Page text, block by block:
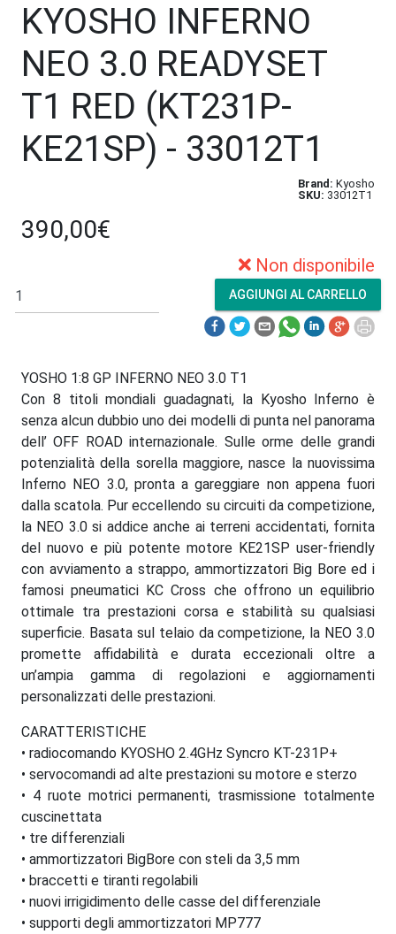
KYOSHO INFERNO
NEO 3.0 READYSET
T1 RED (KT231P-
KE21SP) - 33012T1
Brand: Kyosho
SKU: 33012T1
390,00€
Non disponibile
YOSHO 1:8 GP INFERNO NEO 3.0 T1
Con 8 titoli mondiali guadagnati, la Kyosho Inferno è
senza alcun dubbio uno dei modelli di punta nel panorama
dell’ OFF ROAD internazionale. Sulle orme delle grandi
potenzialità della sorella maggiore, nasce la nuovissima
Inferno NEO 3.0, pronta a gareggiare non appena fuori
dalla scatola. Pur eccellendo su circuiti da competizione,
la NEO 3.0 si addice anche ai terreni accidentati, fornita
del nuovo e più potente motore KE21SP user-friendly
con avviamento a strappo, ammortizzatori Big Bore ed i
famosi pneumatici KC Cross che offrono un equilibrio
ottimale tra prestazioni corsa e stabilità su qualsiasi
superficie. Basata sul telaio da competizione, la NEO 3.0
promette affidabilità e durata eccezionali oltre a
un’ampia gamma di regolazioni e aggiornamenti
personalizzati delle prestazioni.
CARATTERISTICHE
• radiocomando KYOSHO 2.4GHz Syncro KT-231P+
• servocomandi ad alte prestazioni su motore e sterzo
• 4 ruote motrici permanenti, trasmissione totalmente
cuscinettata
• tre differenziali
• ammortizzatori BigBore con steli da 3,5 mm
• braccetti e tiranti regolabili
• nuovi irrigidimento delle casse del differenziale
• supporti degli ammortizzatori MP777